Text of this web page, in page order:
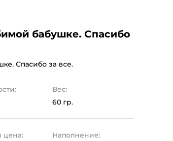
бабушке. Спасибо
Спасибо за все.
Вес:
60 гр.
цена:
Наполнение: